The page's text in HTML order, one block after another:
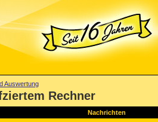
Auswertung
Rechner
Nachrichten